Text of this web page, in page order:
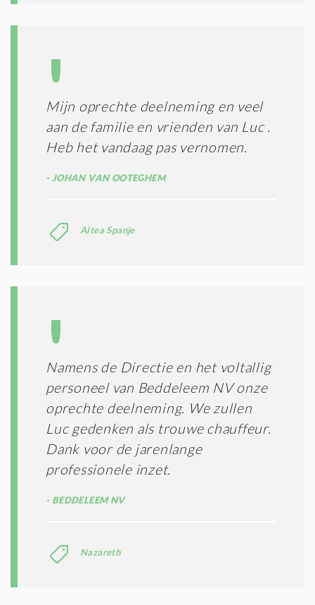
Mijn oprechte deelneming en veel
aan de familie en vrienden van Luc .
Heb het vandaag pas vernomen.
JOHAN VAN OOTEGHEM
Altea Spanje
Namens de Directie en het voltallig
personeel van Beddeleem NV onze
oprechte deelneming. We zullen
Luc gedenken als trouwe chauffeur.
Dank voor de jarenlange
professionele inzet.
BEDDELEEM NV
Nazareth